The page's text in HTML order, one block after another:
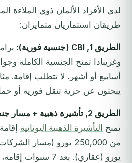
طريقان استثماريان متمايزان:
الطريق 1, CBI (جنسية فورية):
وغرينادا تمنح الجنسية الكاملة
أسابيع أو أشهر. لا تتطلب إقامة.
يبحثون عن حرية تنقل فورية أو
الطريق 2, تأشيرة ذهبية + مسار جنسية (طويل الأجل):
تمنح التأشيرة الذهبية اليونانية
يورو (عقاري). بعد 7